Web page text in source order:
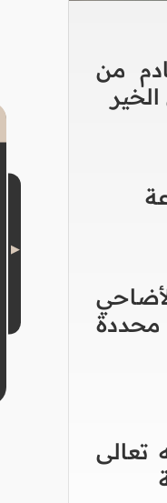
من
تعالى